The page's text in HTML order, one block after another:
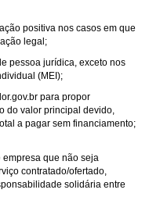
positiva nos casos em que
legal;
pessoa jurídica, exceto nos
(MEI);
para propor
do valor principal devido,
a pagar sem financiamento;
que não seja
contratado/ofertado,
solidária entre